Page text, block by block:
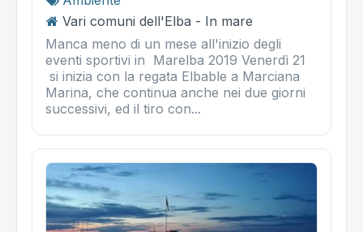
Vari comuni dell'Elba - In mare
Manca meno di un mese all'inizio degli
eventi sportivi in Marelba 2019 Venerdì 21
si inizia con la regata Elbable a Marciana
Marina, che continua anche nei due giorni
successivi, ed il tiro con...